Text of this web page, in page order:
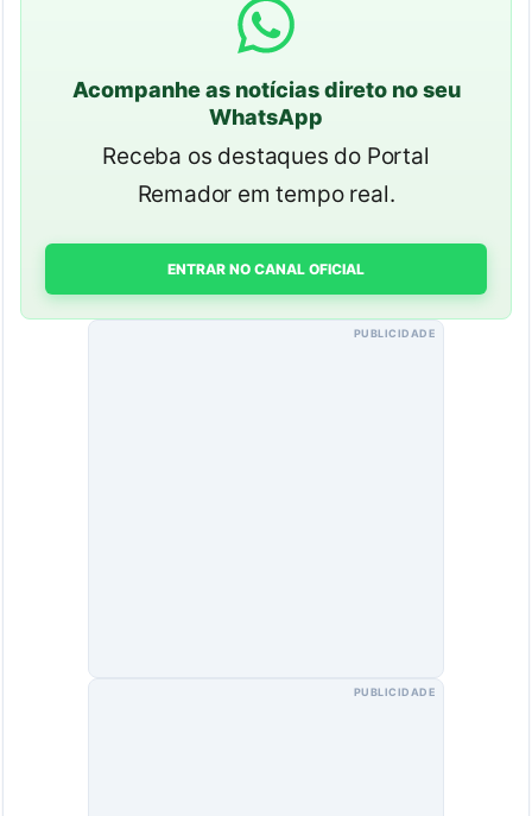
Acompanhe as notícias direto no seu
WhatsApp
Receba os destaques do Portal
Remador em tempo real.
ENTRAR NO CANAL OFICIAL
PUBLICIDADE
PUBLICIDADE